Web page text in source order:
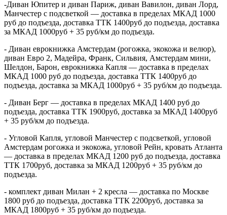
-Диван Юпитер и диван Париж, диван Вавилон, диван Лорд,
Манчестер с подсветкой — доставка в пределах МКАД 1000
руб до подъезда, доставка ТТК 1400руб до подъезда, доставка
за МКАД 1000руб + 35 руб/км до подъезда.
- Диван еврокнижка Амстердам (рогожка, экокожа и велюр),
диван Евро 2, Мадейра, Франк, Сильвия, Амстердам мини,
Шелдон, Барон, еврокнижка Капля — доставка в пределах
МКАД 1000 руб до подъезда, доставка ТТК 1400руб до
подъезда, доставка за МКАД 1000руб + 35 руб/км до подъезда.
- Диван Берг — доставка в пределах МКАД 1400 руб до
подъезда, доставка ТТК 1900руб, доставка за МКАД 1400руб
+ 35 руб/км до подъезда.
- Угловой Капля, угловой Манчестер с подсветкой, угловой
Амстердам рогожка и экокожа, угловой Рейн, кровать Атланта
— доставка в пределах МКАД 1200 руб до подъезда, доставка
ТТК 1700руб, доставка за МКАД 1200руб + 35 руб/км до
подъезда.
- комплект диван Милан + 2 кресла — доставка по Москве
1800 руб до подъезда, доставка ТТК 2200руб, доставка за
МКАД 1800руб + 35 руб/км до подъезда.